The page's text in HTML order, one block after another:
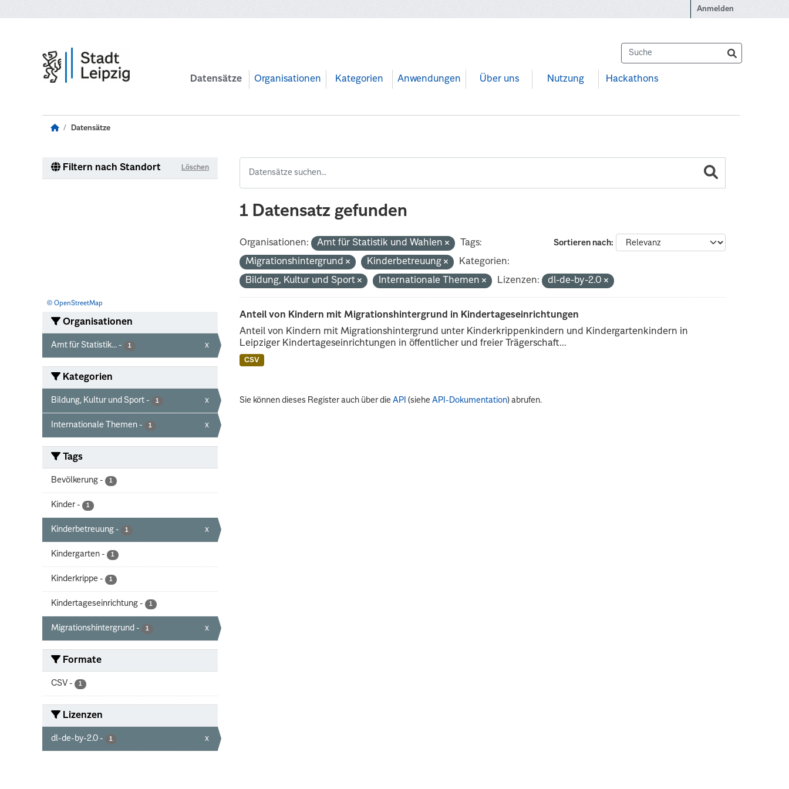
Anmelden
Datensätze Organisationen Kategorien Anwendungen Über uns Nutzung Hackathons
Datensätze
Filtern nach Standort Löschen
© OpenStreetMap
Organisationen
Amt für Statistik... - 1 x
Kategorien
Bildung, Kultur und Sport - 1 x
Internationale Themen - 1 x
Tags
Bevölkerung - 1
Kinder - 1
Kinderbetreuung - 1 x
Kindergarten - 1
Kinderkrippe - 1
Kindertageseinrichtung - 1
Migrationshintergrund - 1 x
Formate
CSV - 1
Lizenzen
dl-de-by-2.0 - 1 x
1 Datensatz gefunden
Sortieren nach
Organisationen: Amt für Statistik und Wahlen
Tags:
Migrationshintergrund
Kinderbetreuung
Kategorien:
Bildung, Kultur und Sport
Internationale Themen Lizenzen: dl-de-by-2.0
Anteil von Kindern mit Migrationshintergrund in Kindertageseinrichtungen
Anteil von Kindern mit Migrationshintergrund unter Kinderkrippenkindern und Kindergartenkindern in
Leipziger Kindertageseinrichtungen in öffentlicher und freier Trägerschaft...
CSV
Sie können dieses Register auch über dieAPI (sieheAPI-Dokumentation) abrufen.